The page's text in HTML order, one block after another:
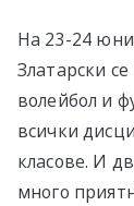
На 23-24
Златарски
волейбол и
всички
класове. И
много